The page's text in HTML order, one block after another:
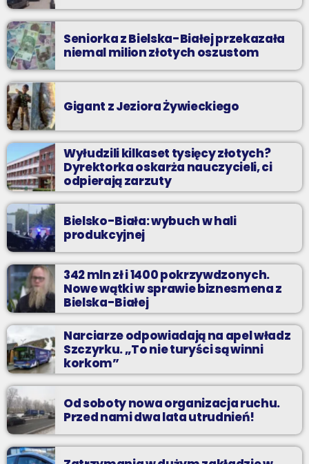
Seniorka z Bielska-Białej przekazała
niemal milion złotych oszustom
Gigant z Jeziora Żywieckiego
Wyłudzili kilkaset tysięcy złotych?
Dyrektorka oskarża nauczycieli, ci
odpierają zarzuty
Bielsko-Biała: wybuch w hali
produkcyjnej
342 mln zł i 1400 pokrzywdzonych.
Nowe wątki w sprawie biznesmena z
Bielska-Białej
Narciarze odpowiadają na apel władz
Szczyrku. „To nie turyści są winni
korkom”
Od soboty nowa organizacja ruchu.
Przed nami dwa lata utrudnień!